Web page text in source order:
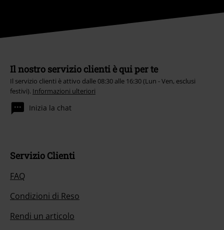
Il nostro servizio clienti è qui per te
Il servizio clienti è attivo dalle 08:30 alle 16:30 (Lun - Ven, esclusi
festivi). Informazioni ulteriori
Inizia la chat
Servizio Clienti
FAQ
Condizioni di Reso
Rendi un articolo